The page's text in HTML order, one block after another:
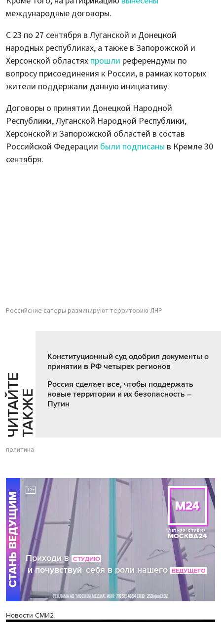
международные договоры.
С 23 по 27 сентября в Луганской и Донецкой
народных республиках, а также в Запорожской и
Херсонской областях прошли референдумы по
вопросу присоединения к России, в рамках которых
жители поддержали данную инициативу.
Договоры о принятии Донецкой Народной
Республики, Луганской Народной Республики,
Херсонской и Запорожской областей в состав
Российской Федерации были подписаны в Кремле 30
сентября.
Российские саперы разминируют территорию ЛНР
Ч
И
Т
АЙ
Т
Е
Т
А
К
ЖЕ
Конституционный суд одобрил документы о
принятии в РФ четырех регионов
Россия сделает все, чтобы поддержать
новые территории и их безопасность –
Путин
политика
Новости СМИ2